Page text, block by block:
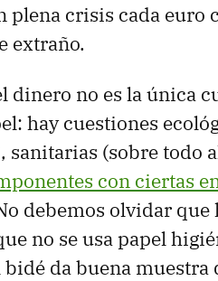
crisis cada euro
extraño.
dinero no es la única
hay cuestiones
(sobre todo
con ciertas
debemos olvidar que
no se usa papel
da buena muestra